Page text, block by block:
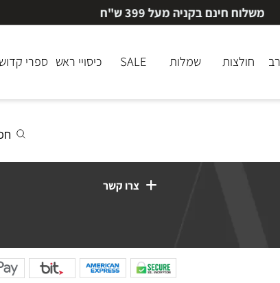
משלוח חינם בקניה מעל 399 ש"ח
חולצות שמלות SALE כיסויי ראש ספרי קדושה
חפש
צרו קשר